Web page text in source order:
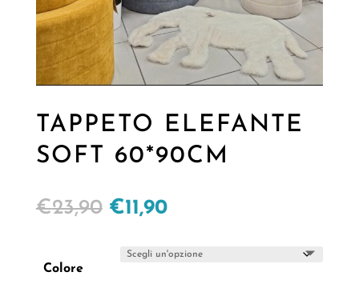
TAPPETO ELEFANTE
SOFT 60*90CM
€23,90 Il
originale
€11,90Il
attuale
Colore